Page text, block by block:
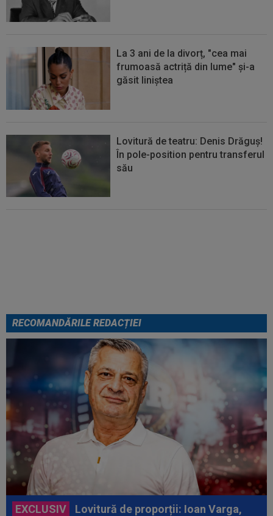
La 3 ani de la divorț, "cea mai
frumoasă actriță din lume" și-a
găsit liniștea
Lovitură de teatru: Denis Drăguș!
În pole-position pentru transferul
său
RECOMANDĂRILE REDACȚIEI
EXCLUSIV
Lovitură de proporții: Ioan Varga,